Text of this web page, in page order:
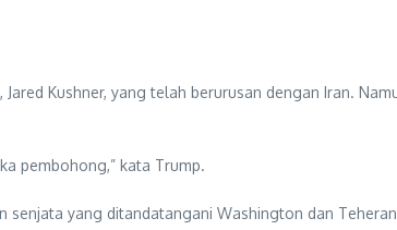
Kushner, yang telah berurusan dengan Iran.
pembohong,” kata Trump.
yang ditandatangani Washington dan Teheran